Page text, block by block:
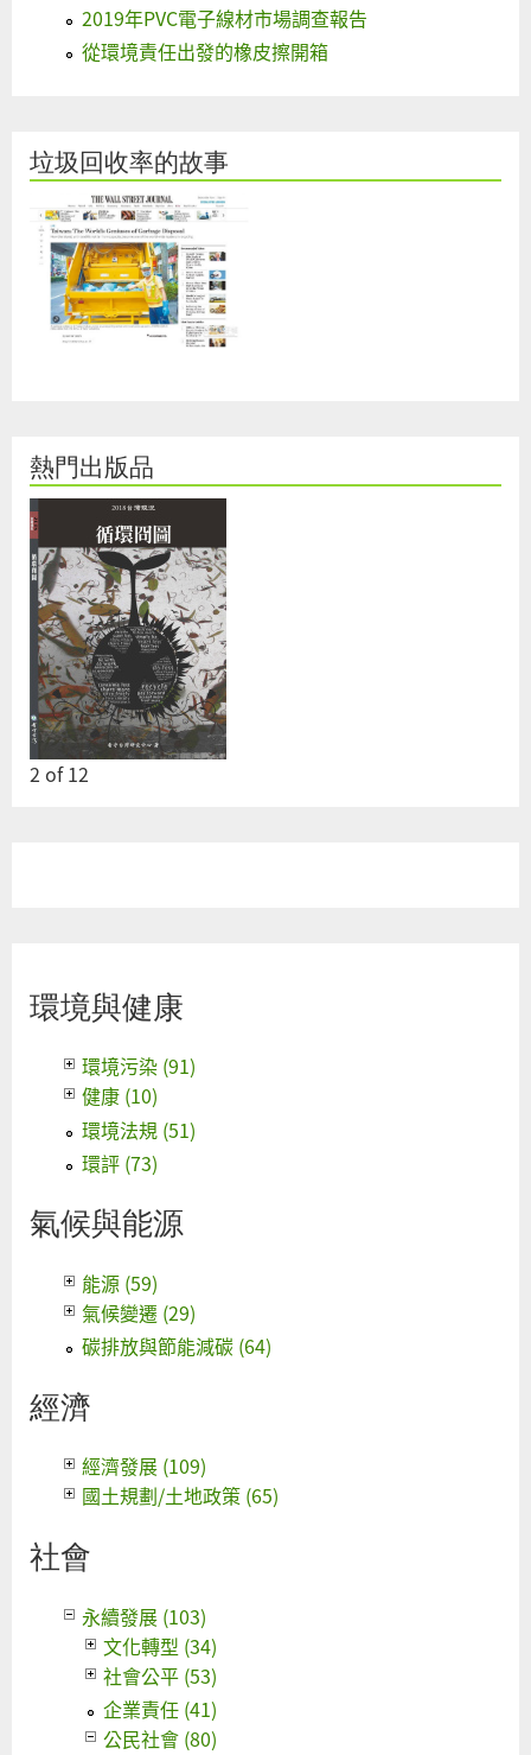
2019年PVC電子線材市場調查報告
從環境責任出發的橡皮擦開箱
垃圾回收率的故事
熱門出版品
2 of12
環境與健康
環境污染 (91)
健康 (10)
環境法規 (51)
環評 (73)
氣候與能源
能源 (59)
氣候變遷 (29)
碳排放與節能減碳 (64)
經濟
經濟發展 (109)
國土規劃/土地政策 (65)
社會
永續發展 (103)
文化轉型 (34)
社會公平 (53)
企業責任 (41)
公民社會 (80)